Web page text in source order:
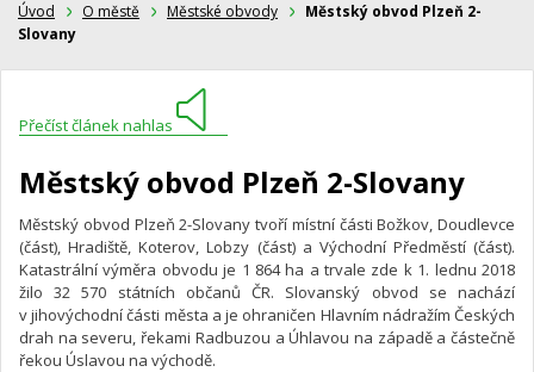
Úvod O městě Městské obvody
Městský obvod Plzeň 2-
Slovany
Přečíst článek nahlas
Městský obvod Plzeň 2-Slovany
Městský obvod Plzeň 2-Slovany tvoří místní části Božkov, Doudlevce
(část), Hradiště, Koterov, Lobzy (část) a Východní Předměstí (část).
Katastrální výměra obvodu je 1 864 ha a trvale zde k 1. lednu 2018
žilo 32 570 státních občanů ČR. Slovanský obvod se nachází
v jihovýchodní části města a je ohraničen Hlavním nádražím Českých
drah na severu, řekami Radbuzou a Úhlavou na západě a částečně
řekou Úslavou na východě.